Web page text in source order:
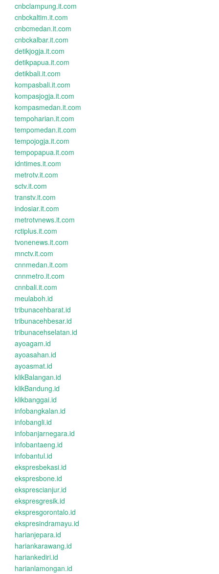
cnbclampung.it.com
cnbckaltim.it.com
cnbcmedan.it.com
cnbckalbar.it.com
detikjogja.it.com
detikpapua.it.com
detikbali.it.com
kompasbali.it.com
kompasjogja.it.com
kompasmedan.it.com
tempoharian.it.com
tempomedan.it.com
tempojogja.it.com
tempopapua.it.com
idntimes.it.com
metrotv.it.com
sctv.it.com
transtv.it.com
indosiar.it.com
metrotvnews.it.com
rctiplus.it.com
tvonenews.it.com
mnctv.it.com
cnnmedan.it.com
cnnmetro.it.com
cnnbali.it.com
meulaboh.id
tribunacehbarat.id
tribunacehbesar.id
tribunacehselatan.id
ayoagam.id
ayoasahan.id
ayoasmat.id
klikBalangan.id
klikBandung.id
klikbanggai.id
infobangkalan.id
infobangli.id
infobanjarnegara.id
infobantaeng.id
infobantul.id
ekspresbekasi.id
ekspresbone.id
eksprescianjur.id
ekspresgresik.id
ekspresgorontalo.id
ekspresindramayu.id
harianjepara.id
hariankarawang.id
hariankediri.id
harianlamongan.id